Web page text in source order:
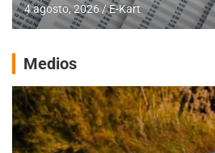
4 agosto, 2026 E-Kart
Medios